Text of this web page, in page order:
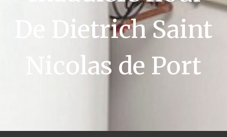
De Dietrich Saint
Nicolas de Port